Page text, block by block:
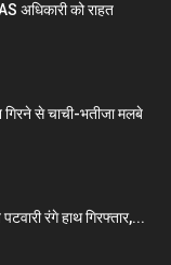
अधिकारी को राहत
गिरने से चाची-भतीजा मलबे
रंगे हाथ गिरफ्तार,...